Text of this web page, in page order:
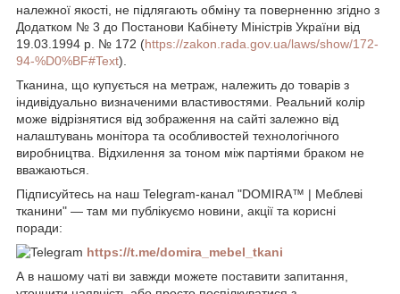
належної якості, не підлягають обміну та поверненню згідно з
Додатком № 3 до Постанови Кабінету Міністрів України від
19.03.1994 р. № 172 (https://zakon.rada.gov.ua/laws/show/172-
94-%D0%BF#Text).
Тканина, що купується на метраж , належить до товарів з
індивідуально визначеними властивостями. Реальний колір
може відрізнятися від зображення на сайті залежно від
налаштувань монітора та особливостей технологічного
виробництва. Відхилення за тоном між партіями браком не
вважаються.
Підписуйтесь на наш Telegram-канал "DOMIRA™ | Меблеві
тканини" — там ми публікуємо новини, акції та корисні
поради:
https://t.me/domira_mebel_tkani
А в нашому чаті ви завжди можете поставити запитання,